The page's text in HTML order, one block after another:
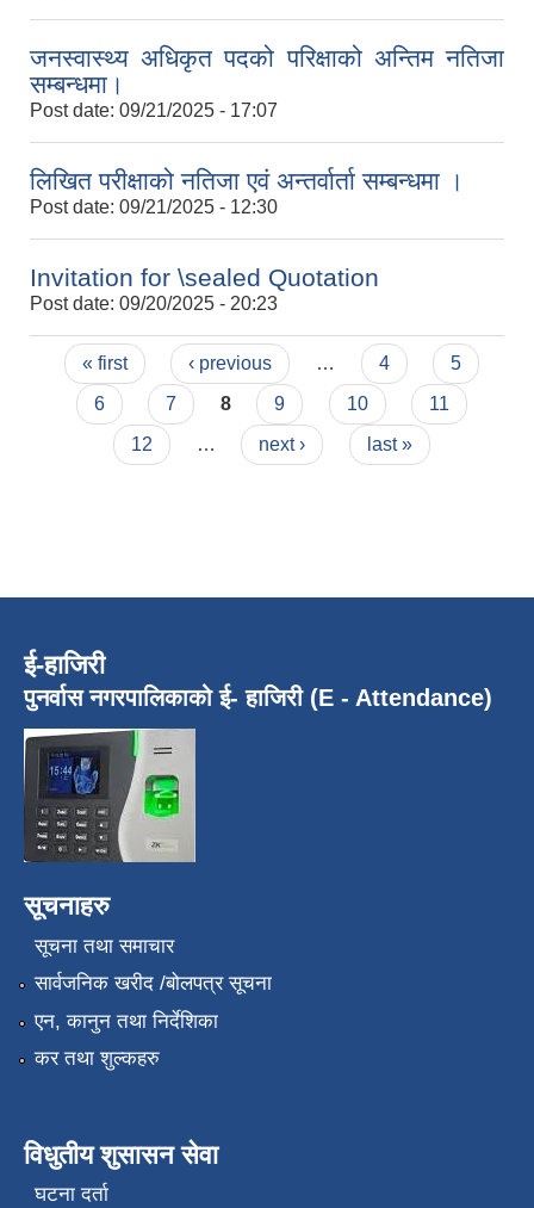
जनस्वास्थ्य अधिकृत पदको परिक्षाको अन्तिम नतिजा
सम्बन्धमा।
Post date: 09/21/2025 - 17:07
लिखित परीक्षाको नतिजा एवं अन्तर्वार्ता सम्बन्धमा ।
Post date: 09/21/2025 - 12:30
Invitation for \sealed Quotation
Post date: 09/20/2025 - 20:23
Pages
« first ‹ previous … 4
5
6
7 8 9 10
11
12
… next › last »
ई-हाजिरी
पुनर्वास नगरपालिकाको ई- हाजिरी (E - Attendance)
सूचनाहरु
सूचना तथा समाचार
सार्वजनिक खरीद /बोलपत्र सूचना
एन, कानुन तथा निर्देशिका
कर तथा शुल्कहरु
विधुतीय शुसासन सेवा
घटना दर्ता